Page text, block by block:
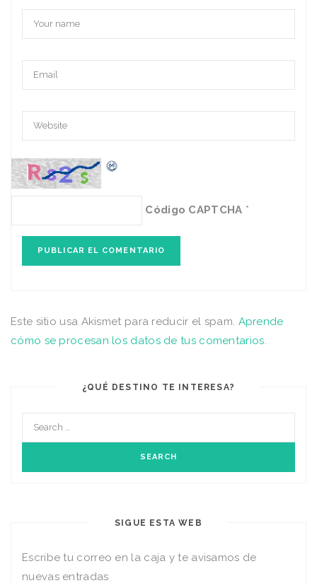
Código CAPTCHA *
Este sitio usa Akismet para reducir el spam. Aprende
cómo se procesan los datos de tus comentarios.
¿QUÉ DESTINO TE INTERESA?
SIGUE ESTA WEB
Escribe tu correo en la caja y te avisamos de
nuevas entradas